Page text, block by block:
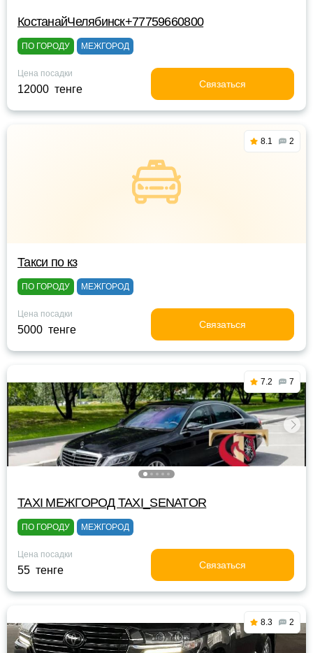
КостанайЧелябинск+77759660800
ПО ГОРОДУ МЕЖГОРОД
Цена посадки
12000 тенге Связаться
8.1 2
Такси по кз
ПО ГОРОДУ МЕЖГОРОД
Цена посадки
5000 тенге Связаться
7.2 7
TAXI МЕЖГОРОД TAXI_SENATOR
ПО ГОРОДУ МЕЖГОРОД
Цена посадки
55 тенге Связаться
8.3 2